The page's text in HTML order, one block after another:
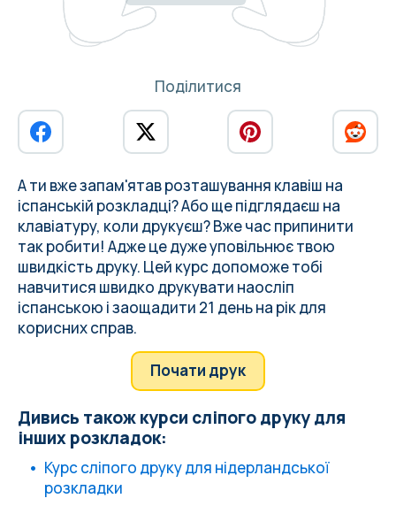
Поділитися
А ти вже запам'ятав розташування клавіш на
іспанській розкладці? Або щепідглядаєш на
клавіатуру, коли друкуєш? Вже час припинити
так робити! Адже це дуже уповільнює твою
швидкість друку. Цей курс допоможе тобі
навчитися швидко друкувати наосліп
іспанською ізаощадити 21 день на рікдля
корисних справ.
Почати друк
Дивись також курси сліпого друку для
інших розкладок:
Курс сліпого друку для нідерландської
розкладки